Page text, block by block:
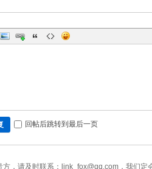
回帖后跳转到最后一页
，请及时联系：link_fox@qq.com，我们定